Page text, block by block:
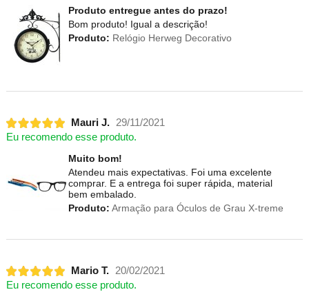
Produto entregue antes do prazo!
Bom produto! Igual a descrição!
Produto: Relógio Herweg Decorativo
Mauri J.
29/11/2021
Eu recomendo esse produto.
Muito bom!
Atendeu mais expectativas. Foi uma excelente
comprar. E a entrega foi super rápida, material
bem embalado.
Produto: Armação para Óculos de Grau X-treme
Mario T.
20/02/2021
Eu recomendo esse produto.